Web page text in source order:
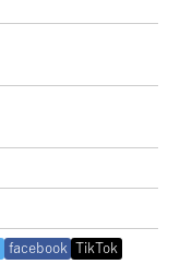
facebook TikTok